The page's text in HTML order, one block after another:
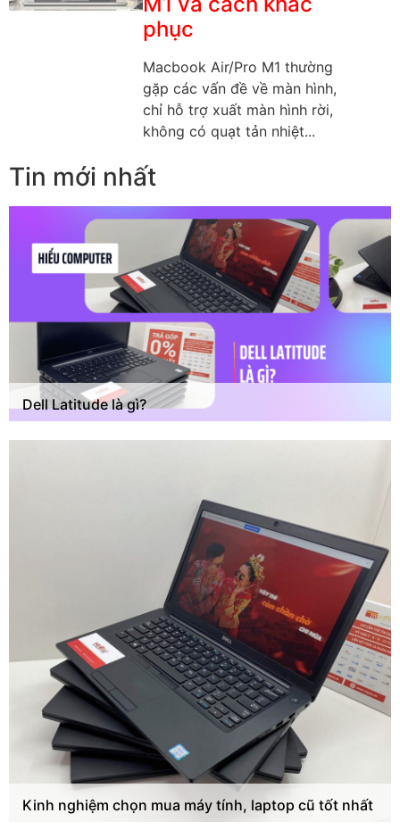
phục
Macbook Air/Pro M1 thường
gặp các vấn đề về màn hình,
chỉ hỗ trợ xuất màn hình rời,
không có quạt tản nhiệt...
Tin mới nhất
Dell Latitude là gì?
Kinh nghiệm chọn mua máy tính, laptop cũ tốt nhất